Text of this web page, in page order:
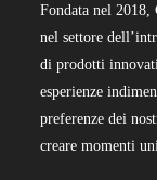
Fondata nel 2018,
nel settore
di prodotti
esperienze
preferenze dei
creare momenti